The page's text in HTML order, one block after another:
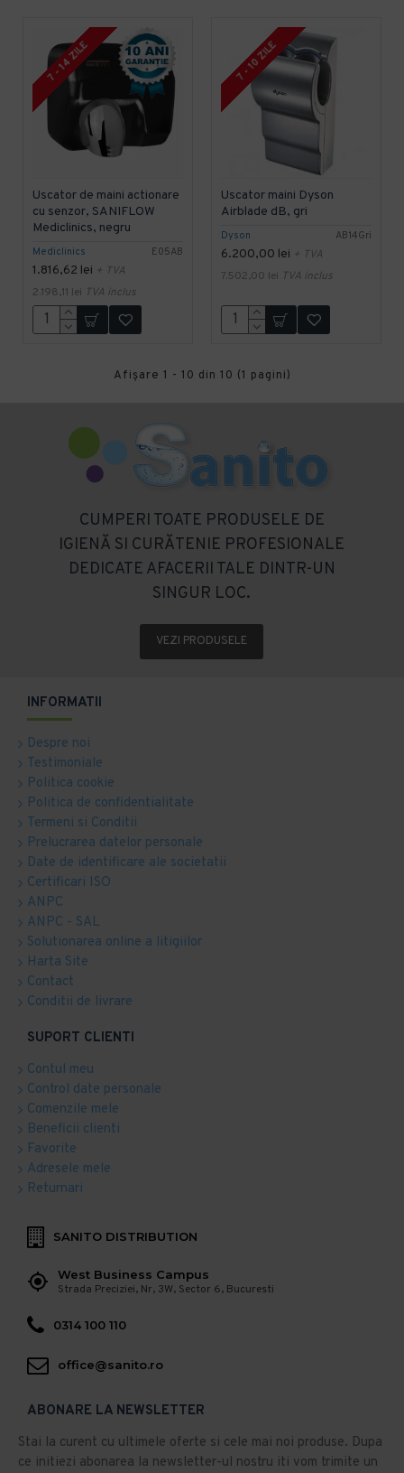
7 - 14 ZILE
Mediclinics E05AB
Uscator de maini actionare
cu senzor, SANIFLOW
Mediclinics, negru
1.816,62 lei + TVA
2.198,11 lei TVA inclus
7 - 10 ZILE
Dyson AB14Gri
Uscator maini Dyson
Airblade dB, gri
6.200,00 lei + TVA
7.502,00 lei TVA inclus
Afişare 1 - 10 din 10 (1 pagini)
CUMPERI TOATE PRODUSELE DE
IGIENĂ SI CURĂTENIE PROFESIONALE
DEDICATE AFACERII TALE DINTR-UN
SINGUR LOC.
VEZI PRODUSELE
INFORMATII
Despre noi
Testimoniale
Politica cookie
Politica de confidentialitate
Termeni si Conditii
Prelucrarea datelor personale
Date de identificare ale societatii
Certificari ISO
ANPC
ANPC - SAL
Solutionarea online a litigiilor
Harta Site
Contact
Conditii de livrare
SUPORT CLIENTI
Contul meu
Control date personale
Comenzile mele
Beneficii clienti
Favorite
Adresele mele
Returnari
SANITO DISTRIBUTION
West Business Campus
Strada Preciziei, Nr, 3W, Sector 6, Bucuresti
0314 100 110
office@sanito.ro
ABONARE LA NEWSLETTER
Stai la curent cu ultimele oferte si cele mai noi produse. Dupa
ce initiezi abonarea la newsletter-ul nostru iti vom trimite un